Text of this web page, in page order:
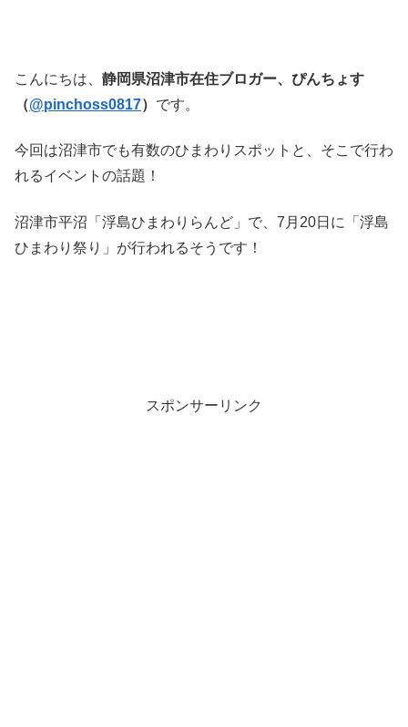
こんにちは、 静岡県沼津市在住ブロガー、ぴんちょす
（@pinchoss0817） です。
今回は沼津市でも有数のひまわりスポットと、そこで行わ
れるイベントの話題！
沼津市平沼「浮島ひまわりらんど」で、7月20日に「浮島
ひまわり祭り」が行われるそうです！
スポンサーリンク